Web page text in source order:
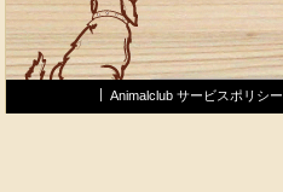
Animalclub サービスポリシー